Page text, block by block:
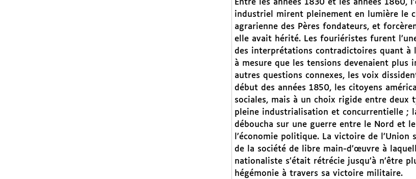
Entre les années 1830 et les années 1860,
industriel mirent pleinement en lumière le
agrarienne des Pères fondateurs, et
elle avait hérité. Les fouriéristes furent
des interprétations contradictoires quant à
à mesure que les tensions devenaient plus
autres questions connexes, les voix
début des années 1850, les citoyens
sociales, mais à un choix rigide entre deux
pleine industrialisation et concurrentielle ;
déboucha sur une guerre entre le Nord et
l’économie politique. La victoire de
de la société de libre main-d’œuvre à
nationaliste s’était rétrécie jusqu’à n’être
hégémonie à travers sa victoire militaire.